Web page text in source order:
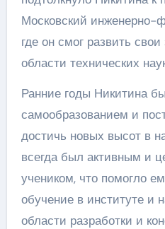
Московский инженерно-
где он смог развить
области технических
Ранние годы Никитина
самообразованием и
достичь новых высот в
всегда был активным и
учеником, что помогло
обучение в институте и
области разработки и